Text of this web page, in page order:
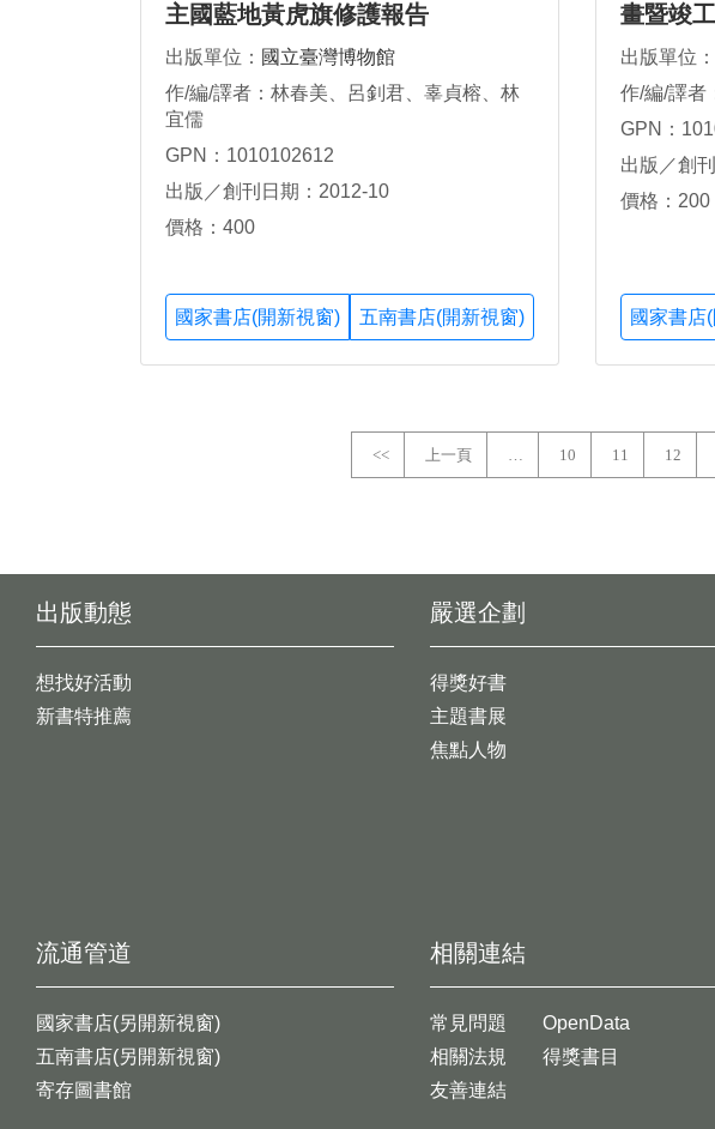
主國藍地黃虎旗修護報告
出版單位： 國立臺灣博物館
作/編/譯者：林春美、呂釗君、辜貞榕、林
宜儒
GPN：1010102612
出版／創刊日期：2012-10
價格：400
國家書店(開新視窗) 五南書店(開新視窗)
畫暨竣
出版單位：
作/編/譯者
GPN：
出版／創
價格：200
國家書店
<< 上一頁 10 11 12
出版動態
想找好活動
新書特推薦
嚴選企劃
得獎好書
主題書展
焦點人物
流通管道
國家書店(另開新視窗)
五南書店(另開新視窗)
寄存圖書館
相關連結
常見問題
相關法規
友善連結
OpenData
得獎書目